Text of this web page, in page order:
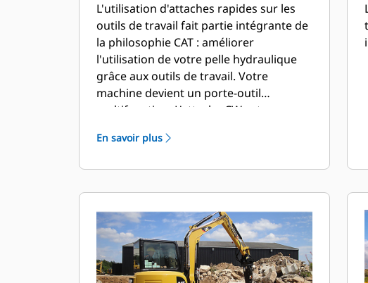
L'utilisation d'attaches rapides sur les
outils de travail fait partie intégrante de
la philosophie CAT : améliorer
l'utilisation de votre pelle hydraulique
grâce aux outils de travail. Votre
machine devient un porte-outil
multifonction. L'attache CW est une
plus de 50 000 unités vendues au cours
elle peut être utilisée sur pas moins de
700 machines différentes, de marque
Cat ou autre.
En savoir plus